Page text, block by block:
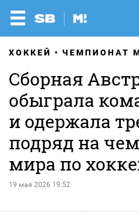
ХОККЕЙ ЧЕМПИОНАТ
Сборная
обыграла
и одержала
подряд на
мира по
19 мая 2026 19:52